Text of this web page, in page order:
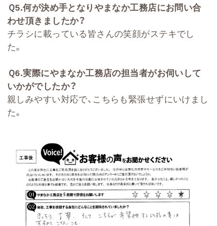
Ｑ5.何が決め手となりやまなか工務店にお問い合
わせ頂きましたか？
チラシに載っている皆さんの笑顔がステキでし
た。
Ｑ6.実際にやまなか工務店の担当者がお伺いして
いかがでしたか？
親しみやすい対応で、こちらも緊張せずにいけまし
た。